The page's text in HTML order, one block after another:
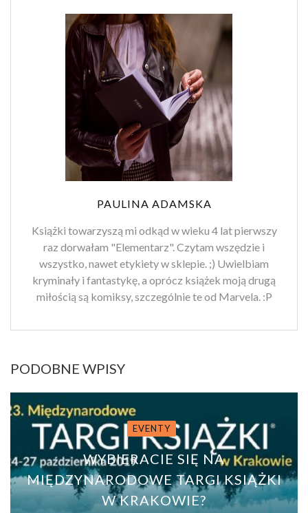
PAULINA ADAMSKA
Książki towarzyszą mi odkąd w wieku 4 lat pierwszy
raz dorwałam "Elementarz". Czytam wszędzie i
wszystko, nawet etykiety w sklepie. ;) Uwielbiam
kryminały i fantastykę, a oprócz książek moją drugą
miłością są komiksy, szczególnie te od Marvela. :P
PODOBNE WPISY
EVENTY
WYBIERACIE SIĘ NA
MIĘDZYNARODOWE TARGI KSIĄŻKI
W KRAKOWIE?